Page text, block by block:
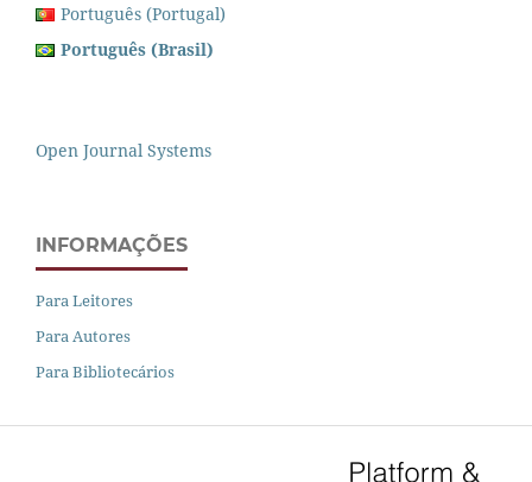
Português (Portugal)
Português (Brasil)
Open Journal Systems
INFORMAÇÕES
Para Leitores
Para Autores
Para Bibliotecários